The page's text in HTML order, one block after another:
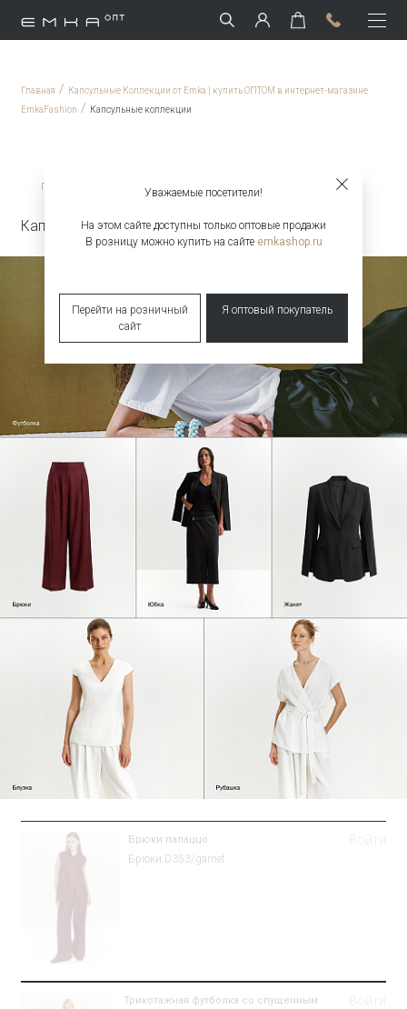
Главная / Капсульные Коллекции от Emka | купить ОПТОМ в интернет-магазине
EmkaFashion / Капсульные коллекции
Главная Капсульные коллекции
Капсульная коллекция Snow White & Raven
Брюки палаццо
Брюки D353/garnet
Войти
Уважаемые посетители!
На этом сайте доступны только оптовые продажи
В розницу можно купить на сайте emkashop.ru
Перейти на розничный
сайт
Я оптовый покупатель
Трикотажная футболка со спущенным
Войти